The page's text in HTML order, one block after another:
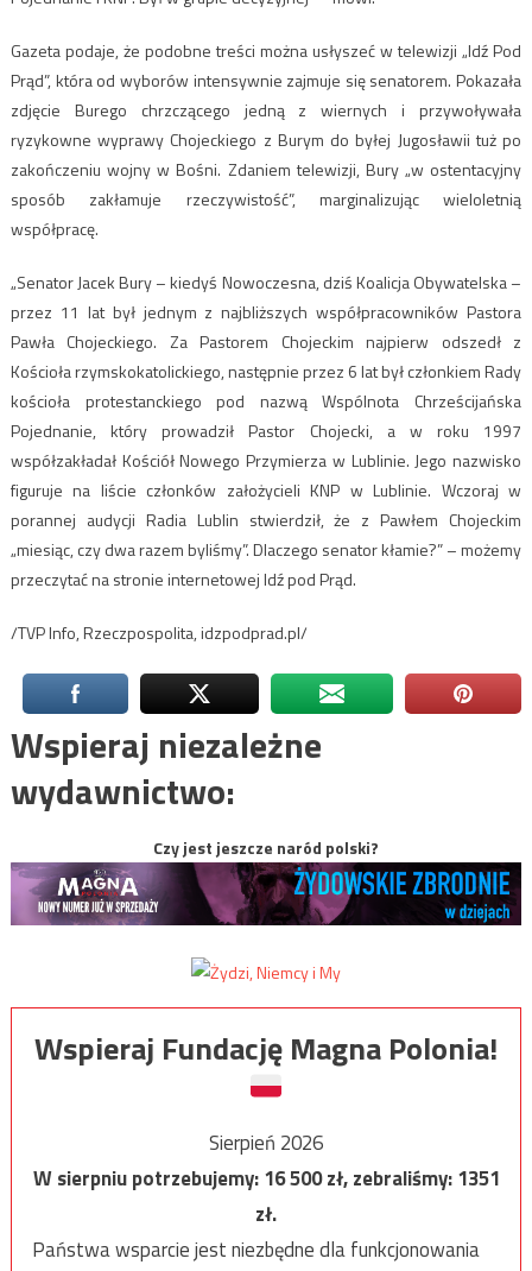
Gazeta podaje, że podobne treści można usłyszeć w telewizji „Idź Pod
Prąd”, która od wyborów intensywnie zajmuje się senatorem. Pokazała
zdjęcie Burego chrzczącego jedną z wiernych i przywoływała
ryzykowne wyprawy Chojeckiego z Burym do byłej Jugosławii tuż po
zakończeniu wojny w Bośni. Zdaniem telewizji, Bury „w ostentacyjny
sposób zakłamuje rzeczywistość”, marginalizując wieloletnią
współpracę.
„Senator Jacek Bury – kiedyś Nowoczesna, dziś Koalicja Obywatelska –
przez 11 lat był jednym z najbliższych współpracowników Pastora
Pawła Chojeckiego. Za Pastorem Chojeckim najpierw odszedł z
Kościoła rzymskokatolickiego, następnie przez 6 lat był członkiem Rady
kościoła protestanckiego pod nazwą Wspólnota Chrześcijańska
Pojednanie, który prowadził Pastor Chojecki, a w roku 1997
współzakładał Kościół Nowego Przymierza w Lublinie. Jego nazwisko
figuruje na liście członków założycieli KNP w Lublinie. Wczoraj w
porannej audycji Radia Lublin stwierdził, że z Pawłem Chojeckim
„miesiąc, czy dwa razem byliśmy”. Dlaczego senator kłamie?” – możemy
przeczytać na stronie internetowej Idź pod Prąd.
/TVP Info, Rzeczpospolita, idzpodprad.pl/
Wspieraj niezależne
wydawnictwo:
Czy jest jeszcze naród polski?
Wspieraj Fundację Magna Polonia!
Sierpień 2026
W sierpniu potrzebujemy:16 500zł, zebraliśmy:1351
zł.
Państwa wsparcie jest niezbędne dla funkcjonowania